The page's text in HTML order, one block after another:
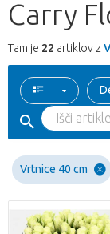
Carry
Tam je 22 artiklov z
Vrtnice 40 cm